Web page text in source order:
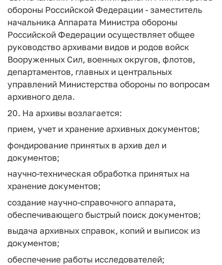
обороны Российской Федерации - заместитель
начальника Аппарата Министра обороны
Российской Федерации осуществляет общее
руководство архивами видов и родов войск
Вооруженных Сил, военных округов, флотов,
департаментов, главных и центральных
управлений Министерства обороны по вопросам
архивного дела.
20. На архивы возлагается:
прием, учет и хранение архивных документов;
фондирование принятых в архив дел и
документов;
научно-техническая обработка принятых на
хранение документов;
создание научно-справочного аппарата,
обеспечивающего быстрый поиск документов;
выдача архивных справок, копий и выписок из
документов;
обеспечение работы исследователей;